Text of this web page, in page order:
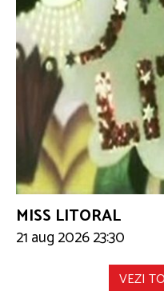
MISS LITORAL
21 aug 2026 23:30
VEZI